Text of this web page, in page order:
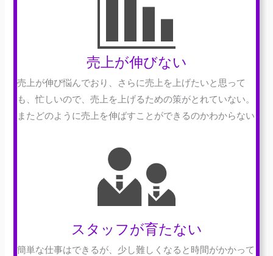
売上が伸びない
売上が伸び悩んでおり、さらに売上を上げたいと思って
も、忙しいので、売上を上げるための策がとれていない。
またどのように売上を伸ばすことができるのかわからない
スタッフが育たない
簡単な仕事はできるが、少し難しくなると時間がかかって